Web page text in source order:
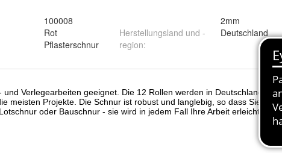
100008
Rot
Pflasterschnur
2mm
Herstellungsland und -
region:
Deutschland